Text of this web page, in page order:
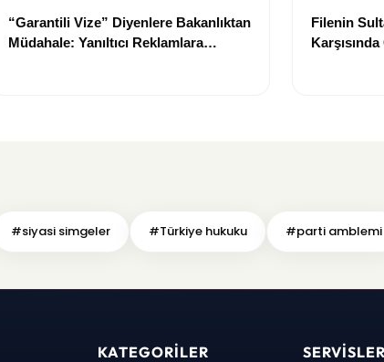
“Garantili Vize” Diyenlere Bakanlıktan
Müdahale: Yanıltıcı Reklamlara
Filenin
#siyasi simgeler #Türkiye hukuku #parti amblemi
KATEGORILER SERVISLER